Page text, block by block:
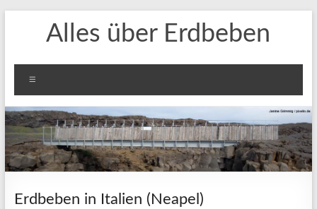
springenAlles über Erdbeben
Erdbeben in Italien (Neapel)